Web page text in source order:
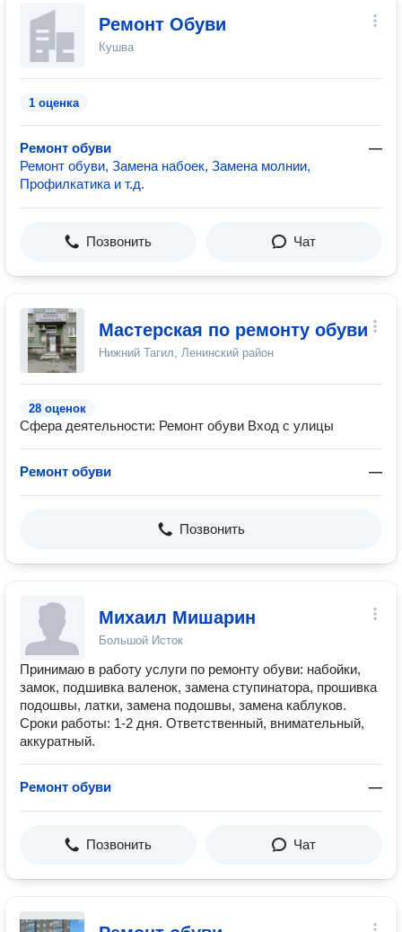
Ремонт Обуви
Кушва
1 оценка
Ремонт обуви
—
Ремонт обуви, Замена набоек, Замена молнии,
Профилкатика и т.д.
Позвонить Чат
Мастерская по ремонту обуви
Нижний Тагил, Ленинский район
28 оценок
Сфера деятельности: Ремонт обуви Вход с улицы
Ремонт обуви —
Позвонить
Михаил Мишарин
Большой Исток
Принимаю в работу услуги по ремонту обуви: набойки,
замок, подшивка валенок, замена ступинатора, прошивка
подошвы, латки, замена подошвы, замена каблуков.
Сроки работы: 1-2 дня. Ответственный, внимательный,
аккуратный.
Ремонт обуви —
Позвонить Чат